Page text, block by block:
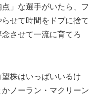
」な選手がいたら、フ
せて時間をドブに捨て
させて一流に育てろ
株はいっぱいいるけ
ノーラン・マクリーン